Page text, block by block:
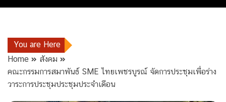
You are Here
Home
สังคม
คณะกรรมการสมาพันธ์ SME ไทยเพชรบูรณ์ จัดการประชุมเพื่อร่าง
วาระการประชุมประชุมประจำเดือน